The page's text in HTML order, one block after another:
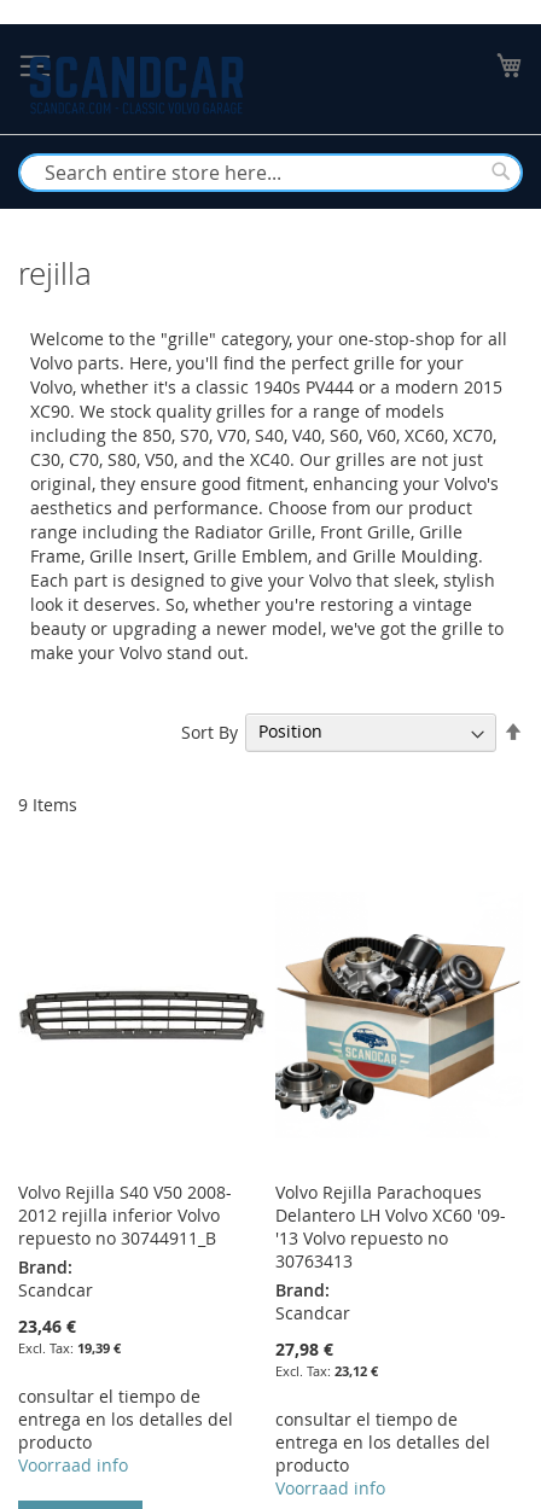
to
Content
rejilla
Welcome to the "grille" category, your one-stop-shop for all
Volvo parts. Here, you'll find the perfect grille for your
Volvo, whether it's a classic 1940s PV444 or a modern 2015
XC90. We stock quality grilles for a range of models
including the 850, S70, V70, S40, V40, S60, V60, XC60, XC70,
C30, C70, S80, V50, and the XC40. Our grilles are not just
original, they ensure good fitment, enhancing your Volvo's
aesthetics and performance. Choose from our product
range including the Radiator Grille, Front Grille, Grille
Frame, Grille Insert, Grille Emblem, and Grille Moulding.
Each part is designed to give your Volvo that sleek, stylish
look it deserves. So, whether you're restoring a vintage
beauty or upgrading a newer model, we've got the grille to
make your Volvo stand out.
9 Items
Sort By
Volvo Rejilla S40 V50 2008-
2012 rejilla inferior Volvo
repuesto no 30744911_B
Brand:
Scandcar
23,46 €
19,39 €
consultar el tiempo de
entrega en los detalles del
producto
Voorraad info
Volvo Rejilla Parachoques
Delantero LH Volvo XC60 '09-
'13 Volvo repuesto no
30763413
Brand:
Scandcar
27,98 €
23,12 €
consultar el tiempo de
entrega en los detalles del
producto
Voorraad info